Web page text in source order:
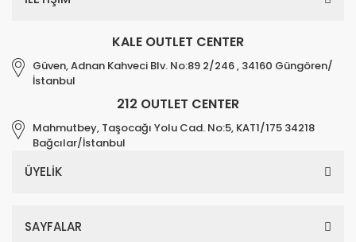
KALE OUTLET CENTER
Güven, Adnan Kahveci Blv. No:89 2/246 , 34160 Güngören/
İstanbul
212 OUTLET CENTER
Mahmutbey, Taşocağı Yolu Cad. No:5, KAT1/175 34218
Bağcılar/İstanbul
ÜYELİK
SAYFALAR